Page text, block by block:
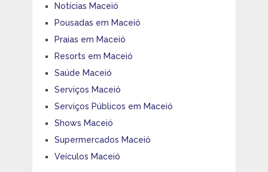
Notícias Maceió
Pousadas em Maceió
Praias em Maceió
Resorts em Maceió
Saúde Maceió
Serviços Maceió
Serviços Públicos em Maceió
Shows Maceió
Supermercados Maceió
Veículos Maceió